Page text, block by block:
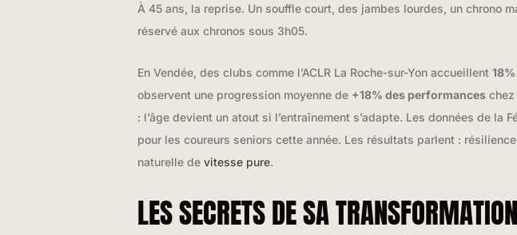
À 45 ans, la reprise. Un souffle court, des jambes lourdes, un chrono
réservé aux chronos sous 3h05.
En Vendée, des clubs comme l’ACLR La Roche-sur-Yon accueillent
observent une progression moyenne de +18% des performances
: l’âge devient un atout si l’entraînement s’adapte. Les données de la
pour les coureurs seniors cette année. Les résultats parlent :
naturelle de vitesse pure.
LES SECRETS DE SA